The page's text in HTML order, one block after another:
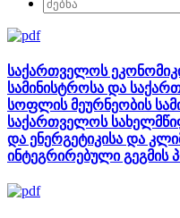
საქართველოს
სამინისტროსა და
სოფლის მეურნეობის
საქართველოს
და ენერგეტიკისა და
ინტეგრირებული გეგმის